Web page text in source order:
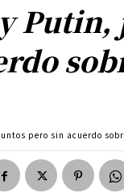
pero sin acuerdo